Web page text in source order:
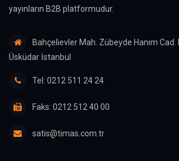
yayınların B2B platformudur.
Bahçelievler Mah. Zübeyde Hanım
Üsküdar İstanbul
Tel: 0212 511 24 24
Faks: 0212 512 40 00
satis@timas.com.tr